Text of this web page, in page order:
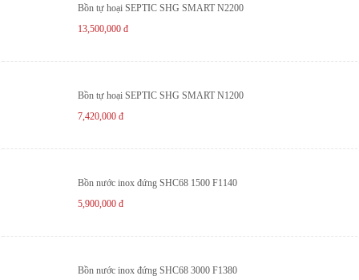
Bồn tự hoại SEPTIC SHG SMART N2200
13,500,000đ
Bồn tự hoại SEPTIC SHG SMART N1200
7,420,000đ
Bồn nước inox đứng SHC68 1500 F1140
5,900,000đ
Bồn nước inox đứng SHC68 3000 F1380